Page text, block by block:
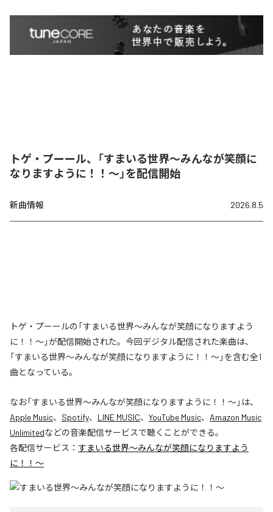
トゲ・プーール、「すまいる世界〜みんなが笑顔に
なりますように！！〜」を配信開始
新曲情報 2026.8.5
トゲ・プーールの「すまいる世界〜みんなが笑顔になりますよう
に！！〜」が配信開始された。今回デジタル配信された楽曲は、
「すまいる世界〜みんなが笑顔になりますように！！〜」を含む全1
曲となっている。
なお「すまいる世界〜みんなが笑顔になりますように！！〜」は、
Apple Music、 Spotify、 LINE MUSIC、 YouTube Music、 Amazon Music
Unlimitedなどの音楽配信サービスで聴くことができる。
各配信サービス： すまいる世界〜みんなが笑顔になりますよう
に！！〜